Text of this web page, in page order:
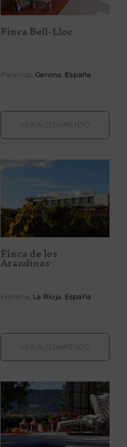
Finca Bell-Lloc
Palamós,Gerona . España
VER ALOJAMIENTO
Finca de los
Arandinos
Finca de los
Arandinos
Entrena, La Rioja. España
VER ALOJAMIENTO
Granja San
Miguel